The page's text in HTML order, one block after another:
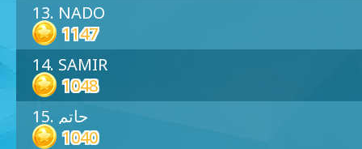
13. NADO
1147
14. SAMIR
1048
15. حاتم
1040